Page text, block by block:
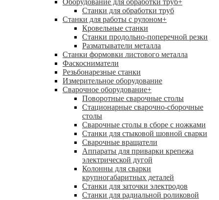
Оборудование для обработки труб+
Станки для обработки труб
Станки для работы с рулоном+
Кровельные станки
Станки продольно-поперечной резки
Разматыватели металла
Станки формовки листового металла
Фаскосниматели
Резьбонарезные станки
Измерительное оборудование
Сварочное оборудование+
Поворотные сварочные столы
Стационарные сварочно-сборочные
столы
Сварочные столы в сборе с ножками
Станки для стыковой шовной сварки
Сварочные вращатели
Аппараты для приварки крепежа
электрической дугой
Колонны для сварки
крупногабаритных деталей
Станки для заточки электродов
Станки для радиальной роликовой